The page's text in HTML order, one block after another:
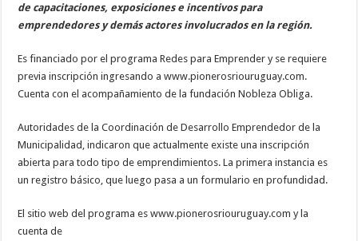
de capacitaciones, exposiciones e incentivos para
emprendedores y demás actores involucrados en la región.
Es financiado por el programa Redes para Emprender y se requiere
previa inscripción ingresando a www.pionerosriouruguay.com.
Cuenta con el acompañamiento de la fundación Nobleza Obliga.
Autoridades de la Coordinación de Desarrollo Emprendedor de la
Municipalidad, indicaron que actualmente existe una inscripción
abierta para todo tipo de emprendimientos. La primera instancia es
un registro básico, que luego pasa a un formulario en profundidad.
El sitio web del programa es www.pionerosriouruguay.com y la
cuenta de